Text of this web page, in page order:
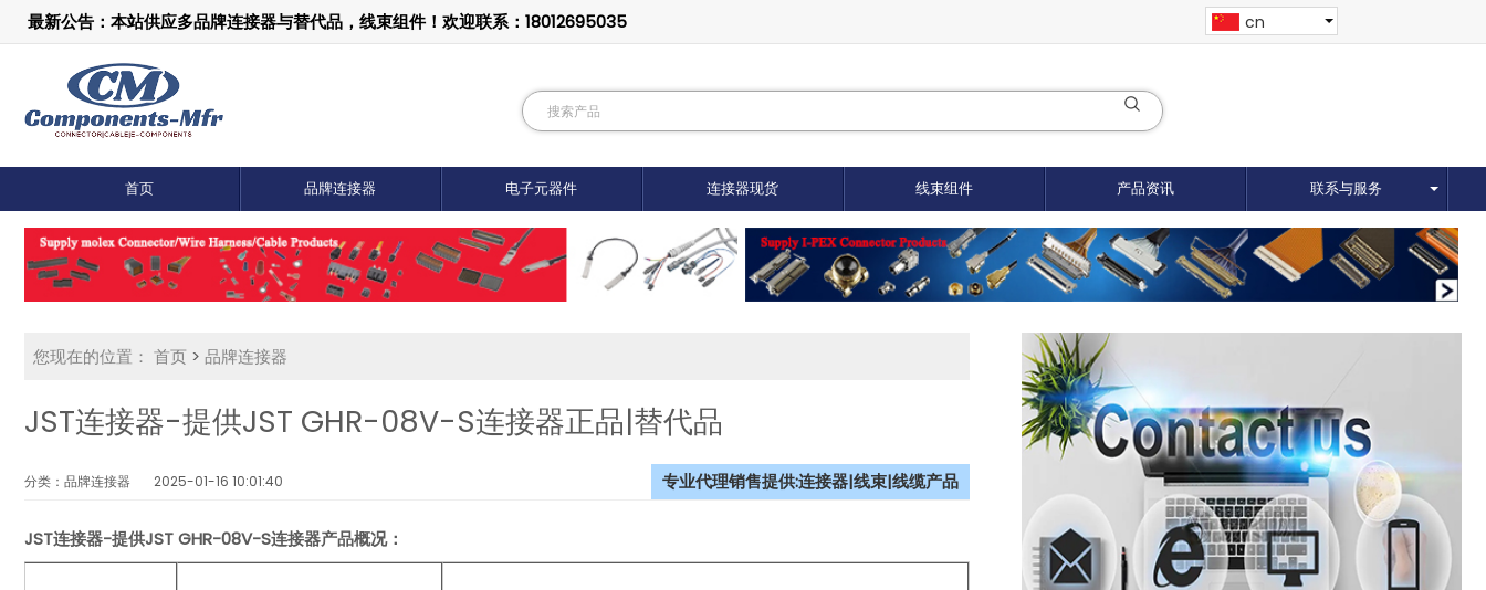
最新公告：本站供应多品牌连接器与替代品，线束组件！欢迎联系：18012695035 cn
首页 品牌连接器 电子元器件 连接器现货 线束组件 产品资讯 联系与服务
您现在的位置： 首页 > 品牌连接器
JST连接器-提供JST GHR-08V-S连接器正品|替代品
分类：品牌连接器 2025-01-16 10:01:40 专业代理销售提供:连接器|线束|线缆产品
JST连接器-提供JSTGHR-08V-S连接器产品概况：